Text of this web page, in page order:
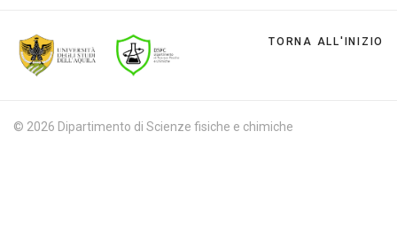
TORNA ALL'INIZIO
© 2026 Dipartimento di Scienze fisiche e chimiche